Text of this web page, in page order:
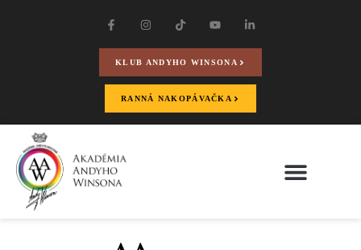
KLUB ANDYHO WINSONA
RANNÁ NAKOPÁVAČKA